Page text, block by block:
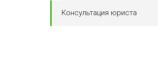
Консультация юриста